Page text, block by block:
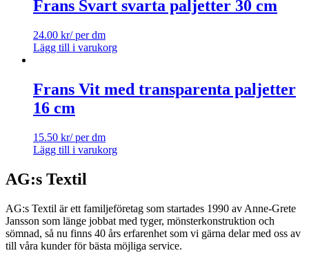
Frans Svart svarta paljetter 30 cm
24.00 kr/ per dm
Lägg till i varukorg
Frans Vit med transparenta paljetter
16 cm
15.50 kr/ per dm
Lägg till i varukorg
AG:s Textil
AG:s Textil är ett familjeföretag som startades 1990 av Anne-Grete
Jansson som länge jobbat med tyger, mönsterkonstruktion och
sömnad, så nu finns 40 års erfarenhet som vi gärna delar med oss av
till våra kunder för bästa möjliga service.